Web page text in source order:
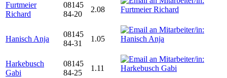
Furtmeier
Richard
08145
84-20
2.08
Hanisch Anja
08145
84-31
1.05
Harkebusch
Gabi
08145
84-25
1.11